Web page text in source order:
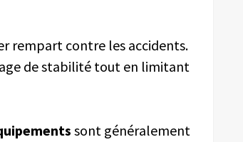
rempart contre les accidents.
de stabilité tout en limitant
sont généralement